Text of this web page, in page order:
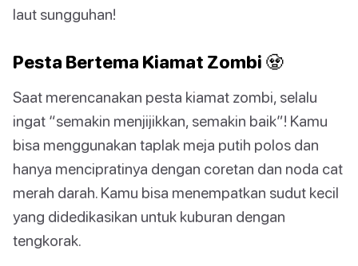
laut sungguhan!
Pesta Bertema Kiamat Zombi 🧟
Saat merencanakan pesta kiamat zombi, selalu
ingat “semakin menjijikkan, semakin baik”! Kamu
bisa menggunakan taplak meja putih polos dan
hanya mencipratinya dengan coretan dan noda cat
merah darah. Kamu bisa menempatkan sudut kecil
yang didedikasikan untuk kuburan dengan
tengkorak.